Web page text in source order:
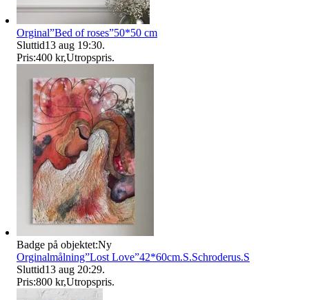
Orginal”Bed of roses”50*50 cm
Sluttid13 aug 19:30.
Pris:400 kr,Utropspris.
Badge på objektet:Ny
Orginalmålning”Lost Love”42*60cm.S.Schroderus.S
Sluttid13 aug 20:29.
Pris:800 kr,Utropspris.